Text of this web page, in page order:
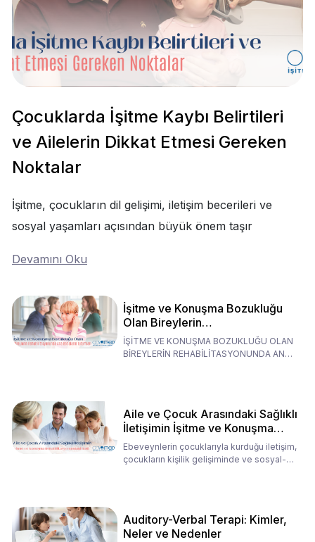
Çocuklarda İşitme Kaybı Belirtileri
ve Ailelerin Dikkat Etmesi Gereken
Noktalar
İşitme, çocukların dil gelişimi, iletişim becerileri ve
sosyal yaşamları açısından büyük önem taşır
Devamını Oku
İşitme ve Konuşma Bozukluğu
Olan Bireylerin
Rehabilitasyonunda Ana
Babaların Tutumları
İŞİTME VE KONUŞMA BOZUKLUĞU OLAN
BİREYLERİN REHABİLİTASYONUNDA ANA
Aile ve Çocuk Arasındaki Sağlıklı
İletişimin İşitme ve Konuşma
Rehabilitasyonundaki Rolü
Ebeveynlerin çocuklarıyla kurduğu iletişim,
çocukların kişilik gelişiminde ve sosyal-
Auditory-Verbal Terapi: Kimler,
Neler ve Nedenler